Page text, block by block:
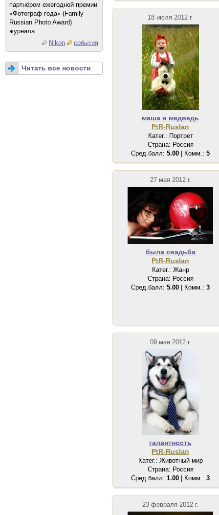
партнёром ежегодной премии
«Фотограф года» (Family
Russian Photo Award)
журнала...
Nikon
события
Читать все новости
18 июля 2012 г.
маша и медведь
PtR-Ruslan
Катег.: Портрет
Страна: Россия
Сред.балл: 5.00 | Комм.: 5
27 мая 2012 г.
была свадьба
PtR-Ruslan
Катег.: Жанр
Страна: Россия
Сред.балл: 5.00 | Комм.: 3
09 мая 2012 г.
галантность
PtR-Ruslan
Катег.: Животный мир
Страна: Россия
Сред.балл: 1.00 | Комм.: 3
23 февраля 2012 г.